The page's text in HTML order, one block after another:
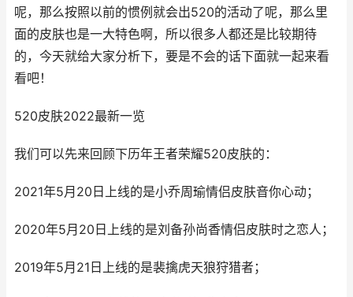
呢，那么按照以前的惯例就会出520的活动了呢，那么里
面的皮肤也是一大特色啊，所以很多人都还是比较期待
的，今天就给大家分析下，要是不会的话下面就一起来看
看吧！
520皮肤2022最新一览
我们可以先来回顾下历年王者荣耀520皮肤的：
2021年5月20日上线的是小乔周瑜情侣皮肤音你心动；
2020年5月20日上线的是刘备孙尚香情侣皮肤时之恋人；
2019年5月21日上线的是裴擒虎天狼狩猎者；